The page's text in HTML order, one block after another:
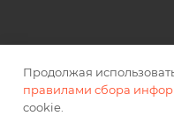
2026 ©
Продолжая
правилами сбора
cookie.